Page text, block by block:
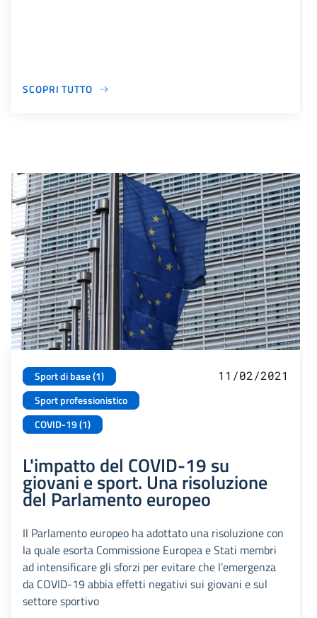
SCOPRI TUTTO
Sport di base (1)
Sport professionistico
COVID-19 (1)
11/02/2021
L'impatto del COVID-19 su
giovani e sport. Una risoluzione
del Parlamento europeo
Il Parlamento europeo ha adottato una risoluzione con
la quale esorta Commissione Europea e Stati membri
ad intensificare gli sforzi per evitare che l’emergenza
da COVID-19 abbia effetti negativi sui giovani e sul
settore sportivo